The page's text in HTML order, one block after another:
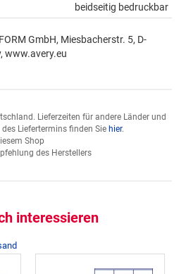
beidseitig bedruckbar
GmbH, Miesbacherstr. 5, D-
www.avery.eu
Lieferzeiten für andere Länder und
Liefertermins finden Sie hier.
Shop
des Herstellers
interessieren